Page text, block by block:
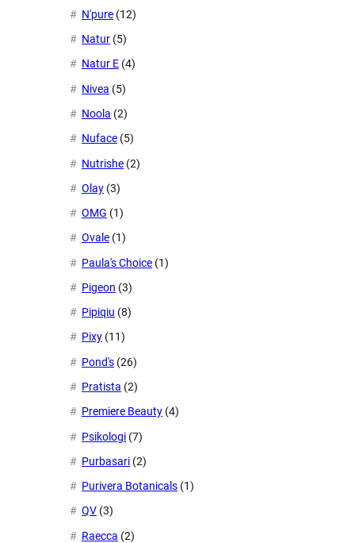
N'pure (12)
Natur (5)
Natur E (4)
Nivea (5)
Noola (2)
Nuface (5)
Nutrishe (2)
Olay (3)
OMG (1)
Ovale (1)
Paula's Choice (1)
Pigeon (3)
Pipiqiu (8)
Pixy (11)
Pond's (26)
Pratista (2)
Premiere Beauty (4)
Psikologi (7)
Purbasari (2)
Purivera Botanicals (1)
QV (3)
Raecca (2)